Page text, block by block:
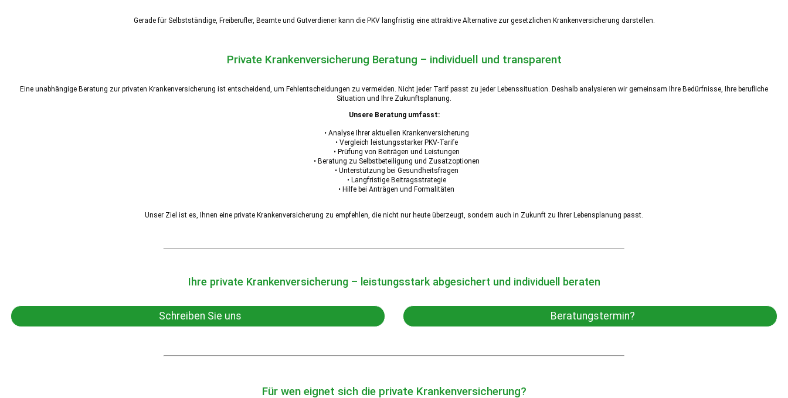
Gerade für Selbstständige, Freiberufler, Beamte und Gutverdiener kann die PKV langfristig eine attraktive Alternative zur gesetzlichen Krankenversicherung darstellen.
Private Krankenversicherung Beratung – individuell und transparent
Eine unabhängige Beratung zur privaten Krankenversicherung ist entscheidend, um Fehlentscheidungen zu vermeiden. Nicht jeder Tarif passt zu jeder Lebenssituation. Deshalb analysieren wir gemeinsam Ihre Bedürfnisse, Ihre berufliche
Situation und Ihre Zukunftsplanung.
Unsere Beratung umfasst:
• Analyse Ihrer aktuellen Krankenversicherung
• Vergleich leistungsstarker PKV-Tarife
• Prüfung von Beiträgen und Leistungen
• Beratung zu Selbstbeteiligung und Zusatzoptionen
• Unterstützung bei Gesundheitsfragen
• Langfristige Beitragsstrategie
• Hilfe bei Anträgen und Formalitäten
Unser Ziel ist es, Ihnen eine private Krankenversicherung zu empfehlen, die nicht nur heute überzeugt, sondern auch in Zukunft zu Ihrer Lebensplanung passt.
Ihre private Krankenversicherung – leistungsstark abgesichert und individuell beraten
Schreiben Sie uns Beratungstermin?
Für wen eignet sich die private Krankenversicherung?